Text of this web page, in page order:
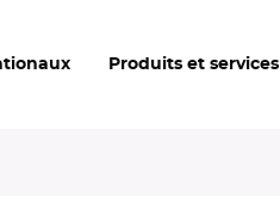
Produits et services